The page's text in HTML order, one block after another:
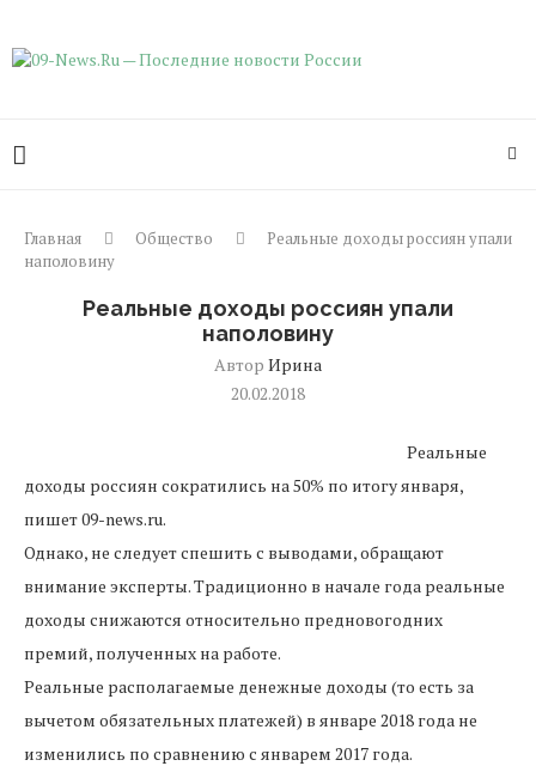
Главная Общество
Реальные доходы россиян упали
наполовину
Реальные доходы россиян упали
наполовину
Автор Ирина
20.02.2018
Реальные
доходы россиян сократились на 50% по итогу января,
пишет 09-news.ru.
Однако, не следует спешить с выводами, обращают
внимание эксперты. Традиционно в начале года реальные
доходы снижаются относительно предновогодних
премий, полученных на работе.
Реальные располагаемые денежные доходы (то есть за
вычетом обязательных платежей) в январе 2018 года не
изменились по сравнению с январем 2017 года.